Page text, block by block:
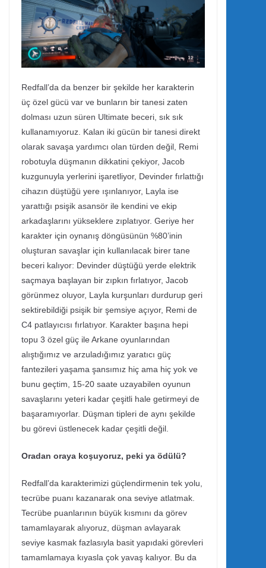
Redfall’da da benzer bir şekilde her karakterin
üç özel gücü var ve bunların bir tanesi zaten
dolması uzun süren Ultimate beceri, sık sık
kullanamıyoruz. Kalan iki gücün bir tanesi direkt
olarak savaşa yardımcı olan türden değil, Remi
robotuyla düşmanın dikkatini çekiyor, Jacob
kuzgunuyla yerlerini işaretliyor, Devinder fırlattığı
cihazın düştüğü yere ışınlanıyor, Layla ise
yarattığı psişik asansör ile kendini ve ekip
arkadaşlarını yükseklere zıplatıyor. Geriye her
karakter için oynanış döngüsünün %80’inin
oluşturan savaşlar için kullanılacak birer tane
beceri kalıyor: Devinder düştüğü yerde elektrik
saçmaya başlayan bir zıpkın fırlatıyor, Jacob
görünmez oluyor, Layla kurşunları durdurup geri
sektirebildiği psişik bir şemsiye açıyor, Remi de
C4 patlayıcısı fırlatıyor. Karakter başına hepi
topu 3 özel güç ile Arkane oyunlarından
alıştığımız ve arzuladığımız yaratıcı güç
fantezileri yaşama şansımız hiç ama hiç yok ve
bunu geçtim, 15-20 saate uzayabilen oyunun
savaşlarını yeteri kadar çeşitli hale getirmeyi de
başaramıyorlar. Düşman tipleri de aynı şekilde
bu görevi üstlenecek kadar çeşitli değil.
Oradan oraya koşuyoruz, peki ya ödülü?
Redfall’da karakterimizi güçlendirmenin tek yolu,
tecrübe puanı kazanarak ona seviye atlatmak.
Tecrübe puanlarının büyük kısmını da görev
tamamlayarak alıyoruz, düşman avlayarak
seviye kasmak fazlasıyla basit yapıdaki görevleri
tamamlamaya kıyasla çok yavaş kalıyor. Bu da